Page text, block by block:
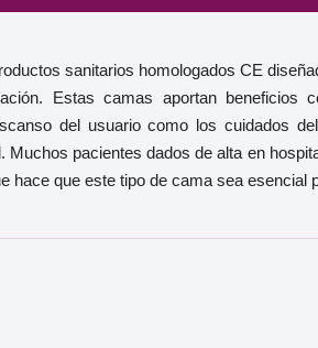
sanitarios homologados CE
Estas camas aportan
del usuario como los cuidados
pacientes dados de alta en
hace que este tipo de cama sea esencial